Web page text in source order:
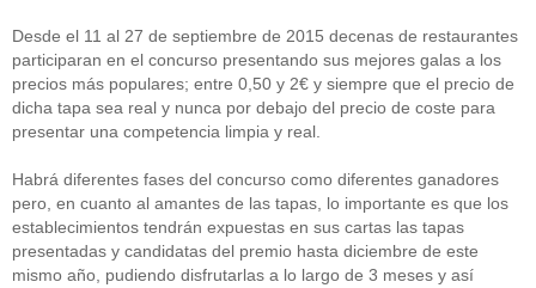
Desde el 11 al 27 de septiembre de 2015 decenas de restaurantes
participaran en el concurso presentando sus mejores galas a los
precios más populares; entre 0,50 y 2€ y siempre que el precio de
dicha tapa sea real y nunca por debajo del precio de coste para
presentar una competencia limpia y real.
Habrá diferentes fases del concurso como diferentes ganadores
pero, en cuanto al amantes de las tapas, lo importante es que los
establecimientos tendrán expuestas en sus cartas las tapas
presentadas y candidatas del premio hasta diciembre de este
mismo año, pudiendo disfrutarlas a lo largo de 3 meses y así